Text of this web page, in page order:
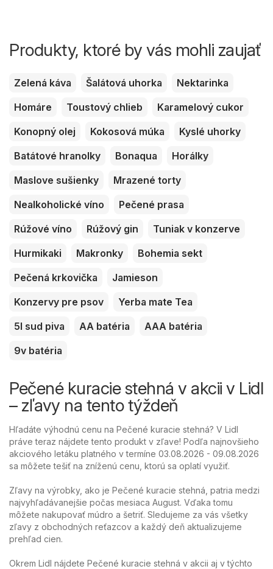
Produkty, ktoré by vás mohli zaujať
Zelená káva Šalátová uhorka
Nektarinka
Homáre
Toustový chlieb
Karamelový cukor
Konopný olej
Kokosová múka
Kyslé uhorky
Batátové hranolky
Bonaqua
Horálky
Maslove sušienky
Mrazené torty
Nealkoholické víno
Pečené prasa
Rúžové víno
Rúžový gin
Tuniak v konzerve
Hurmikaki
Makronky
Bohemia sekt
Pečená krkovička
Jamieson
Konzervy pre psov
Yerba mate Tea
5l sud piva
AA batéria
AAA batéria
9v batéria
Pečené kuracie stehná v akcii v Lidl
– zľavy na tento týždeň
Hľadáte výhodnú cenu na Pečené kuracie stehná? V Lidl
práve teraz nájdete tento produkt v zľave! Podľa najnovšieho
akciového letáku platného v termíne 03.08.2026 - 09.08.2026
sa môžete tešiť na zníženú cenu, ktorú sa oplatí využiť.
Zľavy na výrobky, ako je Pečené kuracie stehná, patria medzi
najvyhľadávanejšie počas mesiaca August. Vďaka tomu
môžete nakupovať múdro a šetriť. Sledujeme za vás všetky
zľavy z obchodných reťazcov a každý deň aktualizujeme
prehľad cien.
Okrem Lidl nájdete Pečené kuracie stehná v akcii aj v týchto